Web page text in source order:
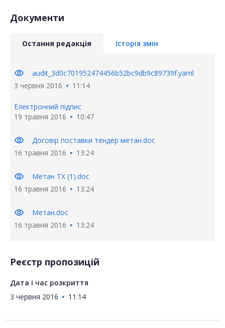
Документи
Остання редакція Історія змін
visibility
audit_3d0c701952474456b52bc9db9c89739f.yaml
3 червня 2016
11:14
Електронний підпис
19 травня 2016
10:47
visibility
Договір поставки тендер метан.doc
16 травня 2016
13:24
visibility
Метан ТХ (1).doc
16 травня 2016
13:24
visibility
Метан.doc
16 травня 2016
13:24
Реєстр пропозицій
Дата і час розкриття
3 червня 2016
11:14